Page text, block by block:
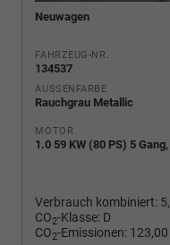
Neuwagen
FAHRZEUG-NR.
134537
AUSSENFARBE
Rauchgrau Metallic
MOTOR
1.0 59 KW (80 PS) 5
Verbrauch kombiniert:
CO2-Klasse: D
CO2-Emissionen: